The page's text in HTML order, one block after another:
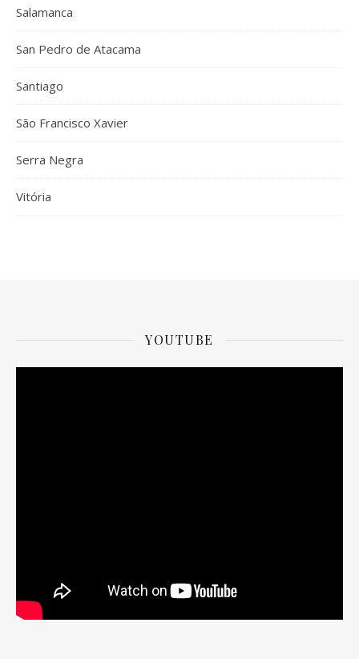
Salamanca
San Pedro de Atacama
Santiago
São Francisco Xavier
Serra Negra
Vitória
YOUTUBE